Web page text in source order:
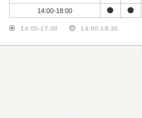
14:00-18:00
14:00-17:00 14:00-18:30